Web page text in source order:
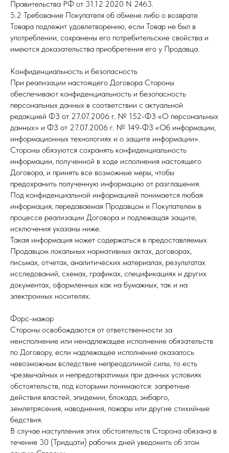
Правительства РФ от 31.12.2020 N 2463.
5.2 Требование Покупателя об обмене либо о возврате
Товара подлежит удовлетворению, если Товар не был в
употреблении, сохранены его потребительские свойства и
имеются доказательства приобретения его у Продавца.
Конфиденциальность и безопасность
При реализации настоящего Договора Стороны
обеспечивают конфиденциальность и безопасность
персональных данных в соответствии с актуальной
редакцией ФЗ от 27.07.2006 г. № 152-ФЗ «О персональных
данных» и ФЗ от 27.07.2006 г. № 149-ФЗ «Об информации,
информационных технологиях и о защите информации».
Стороны обязуются сохранять конфиденциальность
информации, полученной в ходе исполнения настоящего
Договора, и принять все возможные меры, чтобы
предохранить полученную информацию от разглашения.
Под конфиденциальной информацией понимается любая
информация, передаваемая Продавцом и Покупателем в
процессе реализации Договора и подлежащая защите,
исключения указаны ниже.
Такая информация может содержаться в предоставляемых
Продавцом локальных нормативных актах, договорах,
письмах, отчетах, аналитических материалах, результатах
исследований, схемах, графиках, спецификациях и других
документах, оформленных как на бумажных, так и на
электронных носителях.
Форс-мажор
Стороны освобождаются от ответственности за
неисполнение или ненадлежащее исполнение обязательств
по Договору, если надлежащее исполнение оказалось
невозможным вследствие непреодолимой силы, то есть
чрезвычайных и непредотвратимых при данных условиях
обстоятельств, под которыми понимаются: запретные
действия властей, эпидемии, блокада, эмбарго,
землетрясения, наводнения, пожары или другие стихийные
бедствия.
В случае наступления этих обстоятельств Сторона обязана в
течение 30 (Тридцати) рабочих дней уведомить об этом